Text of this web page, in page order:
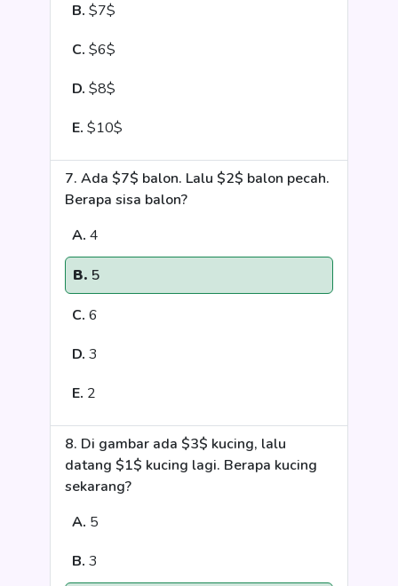
B. $7$
C. $6$
D. $8$
E. $10$
7. Ada $7$ balon. Lalu $2$ balon pecah.
Berapa sisa balon?
A. 4
B. 5
C. 6
D. 3
E. 2
8. Di gambar ada $3$ kucing, lalu
datang $1$ kucing lagi. Berapa kucing
sekarang?
A. 5
B. 3